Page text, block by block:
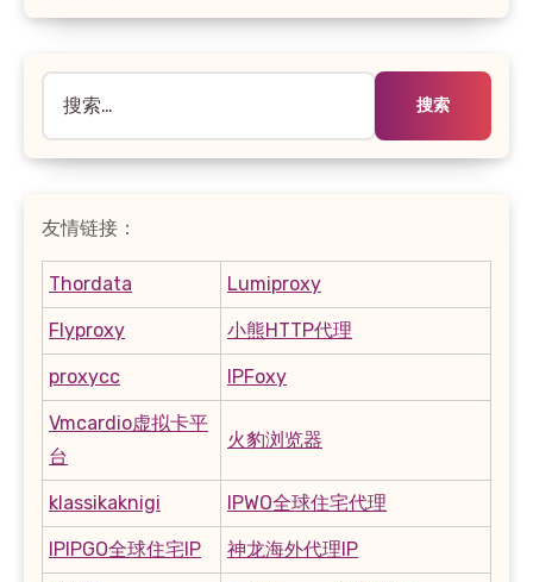
索：
友情链接：
Thordata Lumiproxy
Flyproxy 小熊HTTP代理
proxycc IPFoxy
Vmcardio虚拟卡平
台
火豹浏览器
klassikaknigi IPWO全球住宅代理
IPIPGO全球住宅IP 神龙海外代理IP